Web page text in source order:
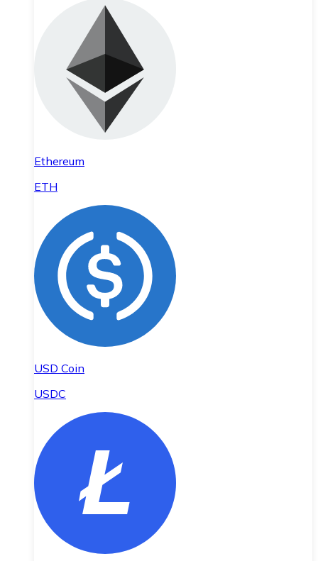
Ethereum
ETH
USD Coin
USDC